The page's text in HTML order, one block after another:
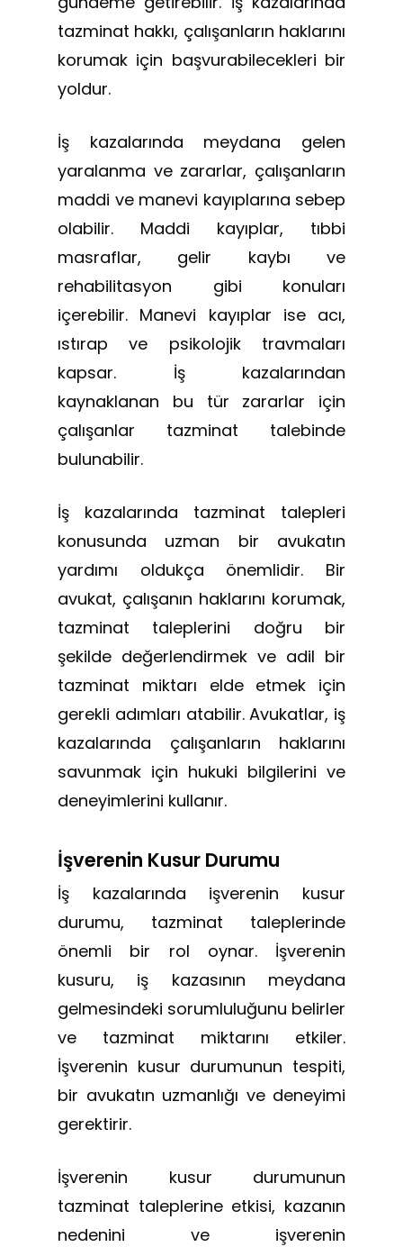
tazminat hakkı, çalışanların haklarını
korumak için başvurabilecekleri bir
yoldur.
İş kazalarında meydana gelen
yaralanma ve zararlar, çalışanların
maddi ve manevi kayıplarına sebep
olabilir. Maddi kayıplar, tıbbi
masraflar, gelir kaybı ve
rehabilitasyon gibi konuları
içerebilir. Manevi kayıplar ise acı,
ıstırap ve psikolojik travmaları
kapsar. İş kazalarından
kaynaklanan bu tür zararlar için
çalışanlar tazminat talebinde
bulunabilir.
İş kazalarında tazminat talepleri
konusunda uzman bir avukatın
yardımı oldukça önemlidir. Bir
avukat, çalışanın haklarını korumak,
tazminat taleplerini doğru bir
şekilde değerlendirmek ve adil bir
tazminat miktarı elde etmek için
gerekli adımları atabilir. Avukatlar, iş
kazalarında çalışanların haklarını
savunmak için hukuki bilgilerini ve
deneyimlerini kullanır.
İşverenin Kusur Durumu
İş kazalarında işverenin kusur
durumu, tazminat taleplerinde
önemli bir rol oynar. İşverenin
kusuru, iş kazasının meydana
gelmesindeki sorumluluğunu belirler
ve tazminat miktarını etkiler.
İşverenin kusur durumunun tespiti,
bir avukatın uzmanlığı ve deneyimi
gerektirir.
İşverenin kusur durumunun
tazminat taleplerine etkisi, kazanın
nedenini ve işverenin